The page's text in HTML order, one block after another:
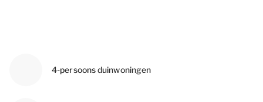
4-persoons duinwoningen